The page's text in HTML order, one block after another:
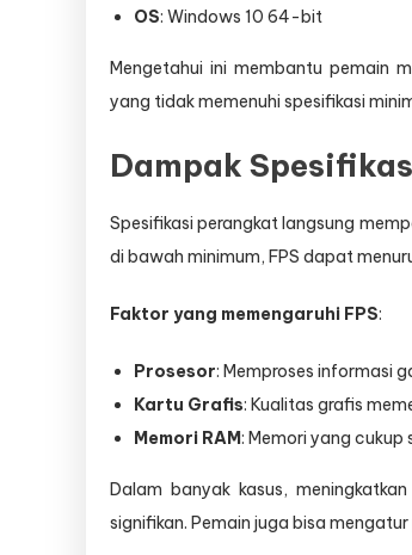
OS: Windows 10 64-bit
Mengetahui ini membantu pemain
yang tidak memenuhi spesifikasi
Dampak
Spesifikasi perangkat langsung
di bawah minimum, FPS dapat
Faktor yang memengaruhi FPS:
Prosesor: Memproses informasi
Kartu Grafis: Kualitas grafis
Memori RAM: Memori yang
Dalam banyak kasus,
signifikan. Pemain juga bisa